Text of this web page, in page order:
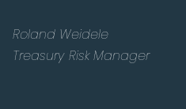
Roland Weidele
Treasury Risk Manager